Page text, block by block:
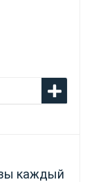
каждый